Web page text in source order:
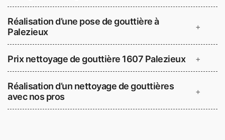
Réalisation d’une pose de gouttière à
Palezieux
+
Prix nettoyage de gouttière 1607 Palezieux +
Réalisation d’un nettoyage de gouttières
avec nos pros
+